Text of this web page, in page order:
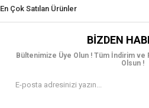
En Çok Satılan Ürünler
BIZDEN
Bültenimize Üye Olun ! Tüm İndirim ve
Olsun !